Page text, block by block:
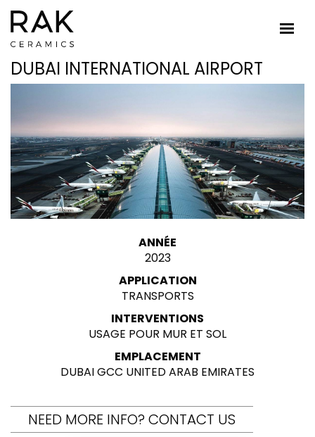
DUBAI INTERNATIONAL AIRPORT
ANNÉE
2023
APPLICATION
TRANSPORTS
INTERVENTIONS
USAGE POUR MUR ET SOL
EMPLACEMENT
DUBAI GCC UNITED ARAB EMIRATES
NEED MORE INFO? CONTACT US